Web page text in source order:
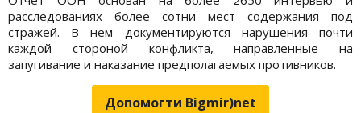
расследованиях более сотни мест содержания под
стражей. В нем документируются нарушения почти
каждой стороной конфликта, направленные на
запугивание и наказание предполагаемых противников.
Допомогти Bigmir)net